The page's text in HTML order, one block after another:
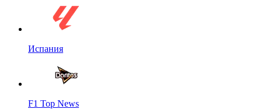
Испания
F1 Top News